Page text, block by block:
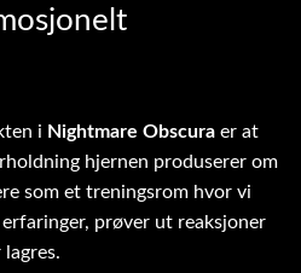
i Nightmare Obscura er at
hjernen produserer om
som et treningsrom hvor vi
prøver ut reaksjoner